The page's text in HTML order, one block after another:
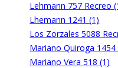
Lehmann 757 Recreo
Lhemann 1241 (1)
Los Zorzales 5088
Mariano Quiroga 1454
Mariano Vera 518 (1)